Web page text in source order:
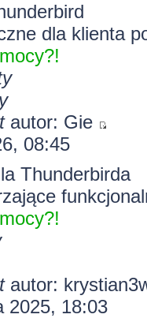
dla klienta
autor: Gie
08:45
Thunderbirda
autor:
2025, 18:03